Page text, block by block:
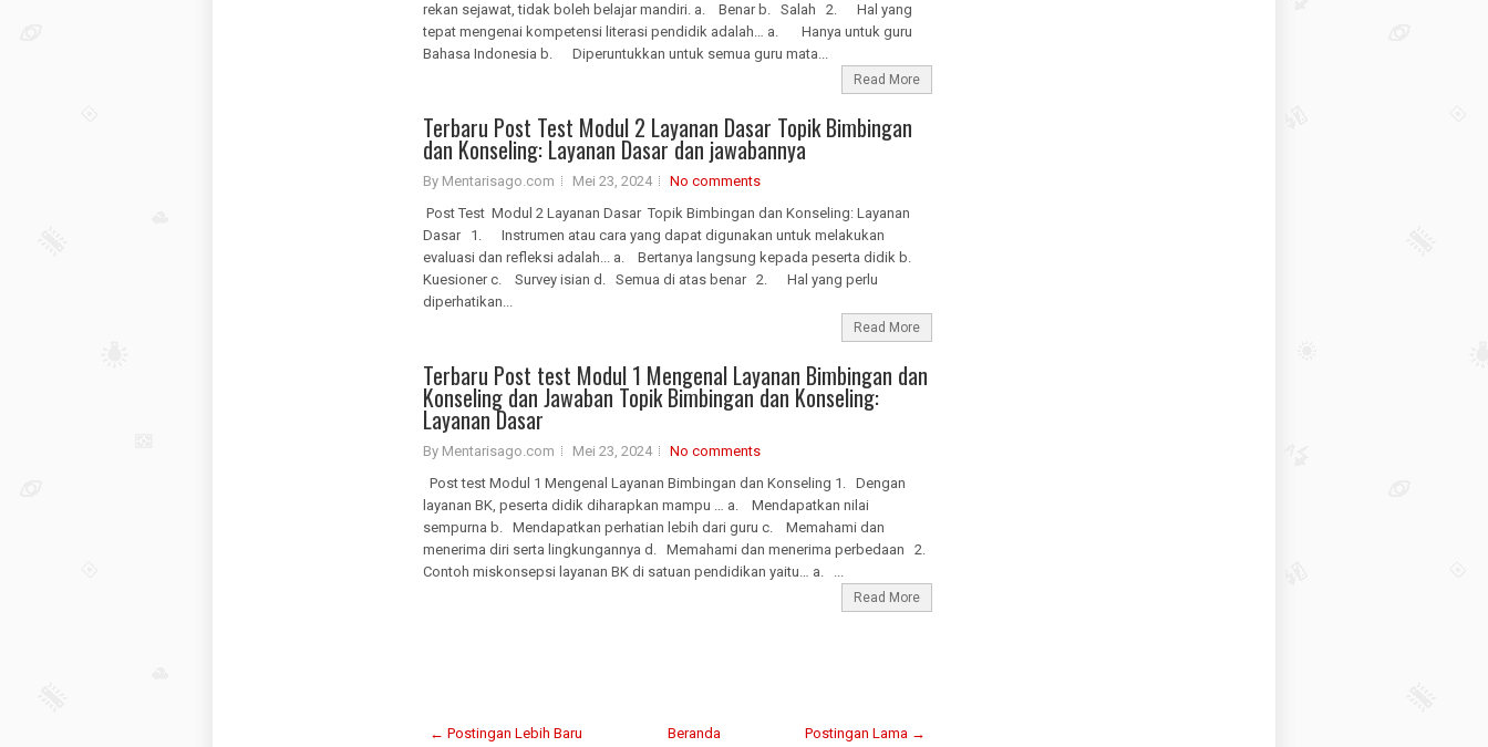
rekan sejawat, tidak boleh belajar mandiri. a. Benar b. Salah 2. Hal yang
tepat mengenai kompetensi literasi pendidik adalah… a. Hanya untuk guru
Bahasa Indonesia b. Diperuntukkan untuk semua guru mata...
Read More
Terbaru Post Test Modul 2 Layanan Dasar Topik Bimbingan
dan Konseling: Layanan Dasar dan jawabannya
By Mentarisago.com Mei 23, 2024
No comments
Post Test Modul 2 Layanan Dasar Topik Bimbingan dan Konseling: Layanan
Dasar 1. Instrumen atau cara yang dapat digunakan untuk melakukan
evaluasi dan refleksi adalah... a. Bertanya langsung kepada peserta didik b.
Kuesioner c. Survey isian d. Semua di atas benar 2. Hal yang perlu
diperhatikan...
Read More
Terbaru Post test Modul 1 Mengenal Layanan Bimbingan dan
Konseling dan Jawaban Topik Bimbingan dan Konseling:
Layanan Dasar
By Mentarisago.com Mei 23, 2024
No comments
Post test Modul 1 Mengenal Layanan Bimbingan dan Konseling 1. Dengan
layanan BK, peserta didik diharapkan mampu … a. Mendapatkan nilai
sempurna b. Mendapatkan perhatian lebih dari guru c. Memahami dan
menerima diri serta lingkungannya d. Memahami dan menerima perbedaan 2.
Contoh miskonsepsi layanan BK di satuan pendidikan yaitu… a. ...
Read More
← Postingan Lebih Baru Postingan Lama →
Beranda